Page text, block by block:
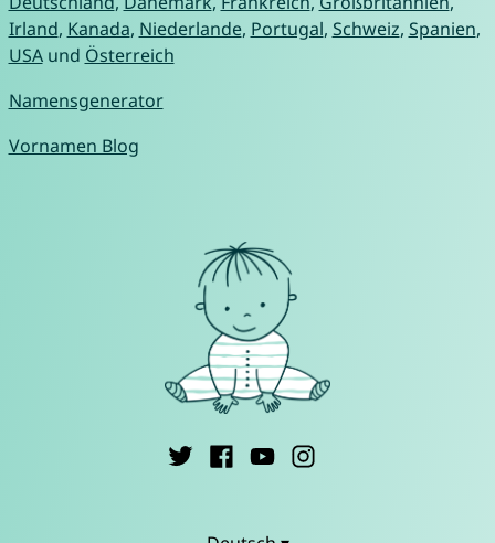
Irland, Kanada, Niederlande, Portugal, Schweiz, Spanien,
USAund Österreich
Namensgenerator
Vornamen Blog